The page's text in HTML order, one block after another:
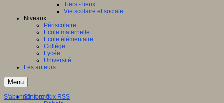
Tiers - lieux
Vie scolaire et sociale
Niveaux
Périscolaire
Ecole maternelle
Ecole élémentaire
Collège
Lycée
Université
Les auteurs
Menu
S'informer
S'abonner à ce flux RSS